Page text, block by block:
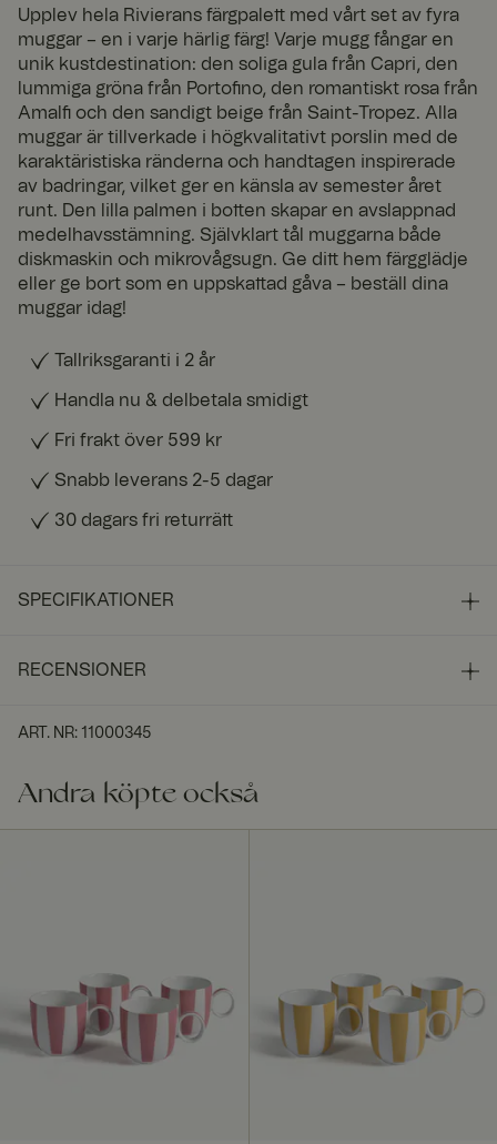
Upplev hela Rivierans färgpalett med vårt set av fyra
muggar – en i varje härlig färg! Varje mugg fångar en
unik kustdestination: den soliga gula från Capri, den
lummiga gröna från Portofino, den romantiskt rosa från
Amalfi och den sandigt beige från Saint-Tropez. Alla
muggar är tillverkade i högkvalitativt porslin med de
karaktäristiska ränderna och handtagen inspirerade
av badringar, vilket ger en känsla av semester året
runt. Den lilla palmen i botten skapar en avslappnad
medelhavsstämning. Självklart tål muggarna både
diskmaskin och mikrovågsugn. Ge ditt hem färgglädje
eller ge bort som en uppskattad gåva – beställ dina
muggar idag!
Tallriksgaranti i 2 år
Handla nu & delbetala smidigt
Fri frakt över 599 kr
Snabb leverans 2-5 dagar
30 dagars fri returrätt
SPECIFIKATIONER
RECENSIONER
ART. NR: 11000345
Andra köpte också